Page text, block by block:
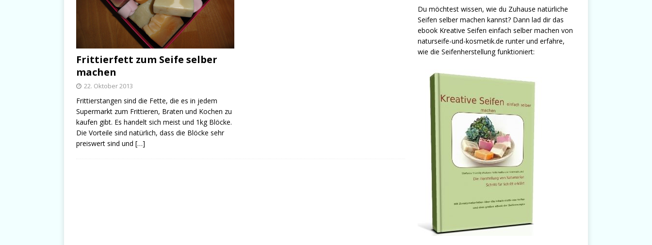
Frittierfett zum Seife selber
machen
22. Oktober 2013
Frittierstangen sind die Fette, die es in jedem
Supermarkt zum Frittieren, Braten und Kochen zu
kaufen gibt. Es handelt sich meist und 1kg Blöcke.
Die Vorteile sind natürlich, dass die Blöcke sehr
preiswert sind und […]
Du möchtest wissen, wie du Zuhause natürliche
Seifen selber machen kannst? Dann lad dir das
ebook Kreative Seifen einfach selber machen von
naturseife-und-kosmetik.de runter und erfahre,
wie die Seifenherstellung funktioniert: